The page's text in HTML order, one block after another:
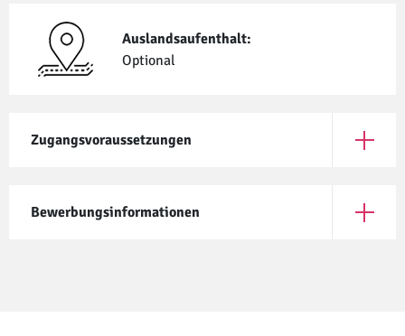
Auslandsaufenthalt:
Optional
Zugangsvoraussetzungen
Öffne
Bewerbungsinformationen
Öffne